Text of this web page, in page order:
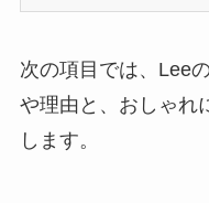
次の項目では、Lee
や理由と、おしゃれ
します。